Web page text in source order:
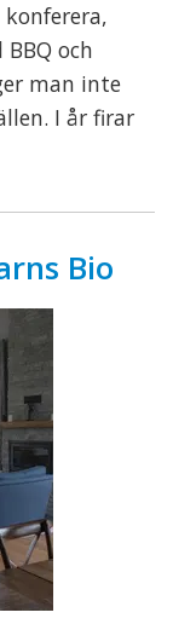
och
man inte
I år firar
Bio